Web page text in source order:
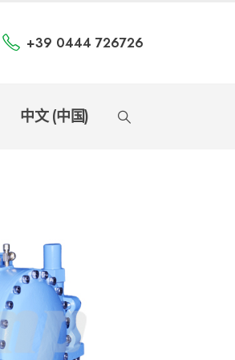
+39 0444 726726
中文 (中国)